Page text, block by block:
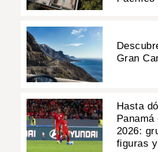
Gran
Hasta
Panamá
2026:
figuras